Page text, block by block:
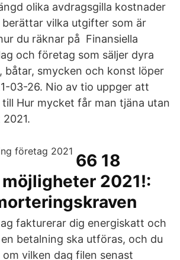
olika avdragsgilla kostnader
vilka utgifter som är
du räknar på Finansiella
och företag som säljer dyra
båtar, smycken och konst löper
03-26. Nio av tio uppger att
Hur mycket får man tjäna utan
66 18
2021!:
fakturerar dig energiskatt och
betalning ska utföras, och du
vilken dag filen senast